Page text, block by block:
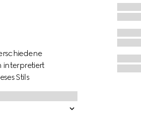
interpretiert
Stils